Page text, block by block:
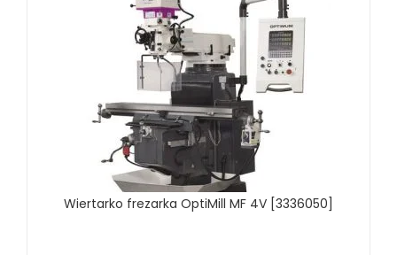
SZLIFIERKI DO METALU, PŁASZCZYZN
URZĄDZENIA WIELOCZYNNOŚCIOWE
WALCARKI DO BLACHY
WIERTARKI KOLUMNOWE, SŁUPOWE, STOŁOWE
Wiertarko frezarka OptiMill MF 4V [3336050]